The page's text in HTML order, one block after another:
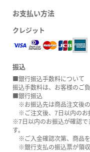
お支払い方法
クレジット
振込
■銀行振込手数料について
振込手数料は、お客様のご負
■銀行振込
※お振込先は商品注文後の
※ご注文後、7日以内のお
※7日以内のお振込が確認で
す。
※ご入金確認次第、商品を
※銀行支払の振込票が領収